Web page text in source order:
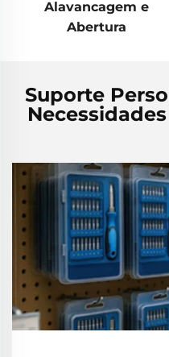
Alavancagem e
Abertura
Suporte